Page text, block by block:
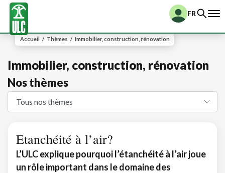
FR
Accueil / Thèmes / Immobilier, construction, rénovation
Immobilier, construction, rénovation
Nos thèmes
Etanchéité à l’air?
L’ULC explique pourquoi l’étanchéité à l’air joue
un rôle important dans le domaine des